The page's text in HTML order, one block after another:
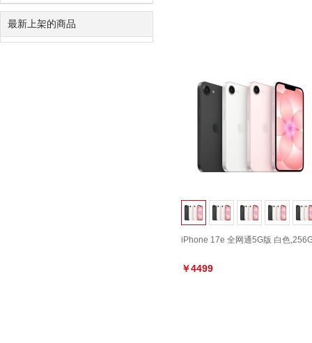
最新上架的商品
iPhone 17e 全网通5G版 白色
￥4499